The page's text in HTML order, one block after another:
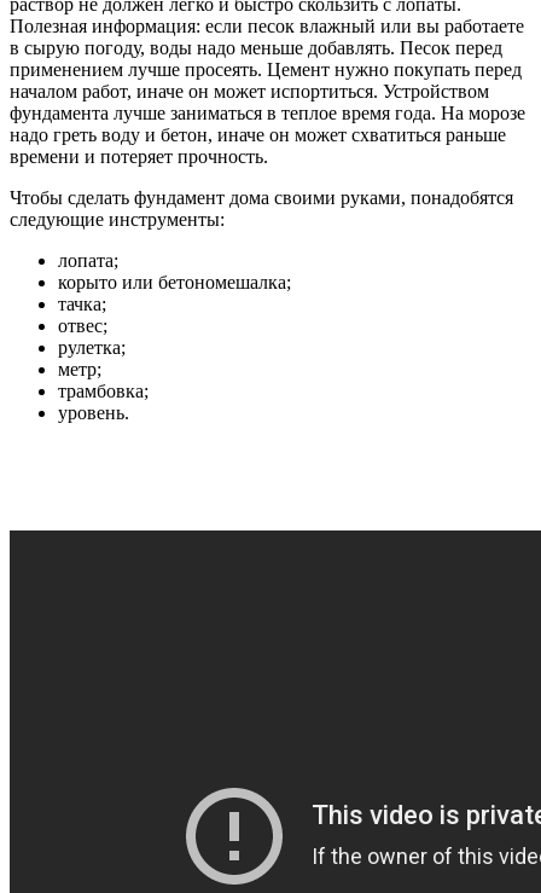
раствор не должен легко и быстро скользить с лопаты.
Полезная информация: если песок влажный или вы работаете
в сырую погоду, воды надо меньше добавлять. Песок перед
применением лучше просеять. Цемент нужно покупать перед
началом работ, иначе он может испортиться. Устройством
фундамента лучше заниматься в теплое время года. На морозе
надо греть воду и бетон, иначе он может схватиться раньше
времени и потеряет прочность.
Чтобы сделать фундамент дома своими руками, понадобятся
следующие инструменты:
лопата;
корыто или бетономешалка;
тачка;
отвес;
рулетка;
метр;
трамбовка;
уровень.